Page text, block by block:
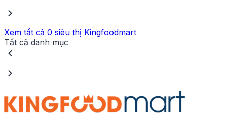
Xem tất cả 0 siêu thị Kingfoodmart
Tất cả danh mục